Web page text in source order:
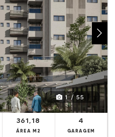
1 / 55
361,18
ÁREA M2
4
GARAGEM